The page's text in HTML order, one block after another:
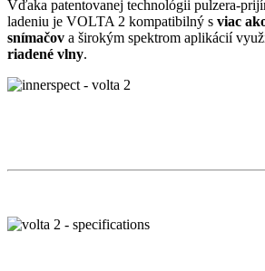
Vďaka patentovanej technológii pulzera-
ladeniu je VOLTA 2 kompatibilný s viac
snímačov a širokým spektrom aplikácií
riadené vlny.